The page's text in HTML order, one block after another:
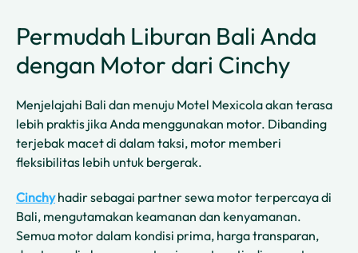
Permudah Liburan Bali Anda
dengan Motor dari Cinchy
Menjelajahi Bali dan menuju Motel Mexicola akan terasa
lebih praktis jika Anda menggunakan motor. Dibanding
terjebak macet di dalam taksi, motor memberi
fleksibilitas lebih untuk bergerak.
Cinchyhadir sebagai partner sewa motor terpercaya di
Bali, mengutamakan keamanan dan kenyamanan.
Semua motor dalam kondisi prima, harga transparan,